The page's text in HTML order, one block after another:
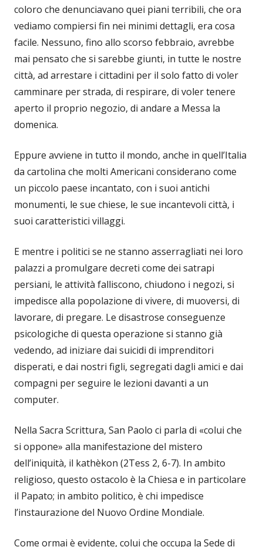
coloro che denunciavano quei piani terribili, che ora
vediamo compiersi fin nei minimi dettagli, era cosa
facile. Nessuno, fino allo scorso febbraio, avrebbe
mai pensato che si sarebbe giunti, in tutte le nostre
città, ad arrestare i cittadini per il solo fatto di voler
camminare per strada, di respirare, di voler tenere
aperto il proprio negozio, di andare a Messa la
domenica.
Eppure avviene in tutto il mondo, anche in quell’Italia
da cartolina che molti Americani considerano come
un piccolo paese incantato, con i suoi antichi
monumenti, le sue chiese, le sue incantevoli città, i
suoi caratteristici villaggi.
E mentre i politici se ne stanno asserragliati nei loro
palazzi a promulgare decreti come dei satrapi
persiani, le attività falliscono, chiudono i negozi, si
impedisce alla popolazione di vivere, di muoversi, di
lavorare, di pregare. Le disastrose conseguenze
psicologiche di questa operazione si stanno già
vedendo, ad iniziare dai suicidi di imprenditori
disperati, e dai nostri figli, segregati dagli amici e dai
compagni per seguire le lezioni davanti a un
computer.
Nella Sacra Scrittura, San Paolo ci parla di «colui che
si oppone» alla manifestazione del mistero
dell’iniquità, il kathèkon (2Tess 2, 6-7). In ambito
religioso, questo ostacolo è la Chiesa e in particolare
il Papato; in ambito politico, è chi impedisce
l’instaurazione del Nuovo Ordine Mondiale.
Come ormai è evidente, colui che occupa la Sede di